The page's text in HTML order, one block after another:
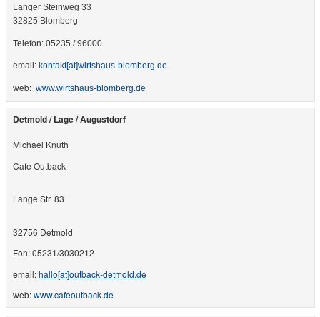
Langer Steinweg 33
32825 Blomberg
Telefon: 05235 / 96000
email: kontakt​[at]​wirtshaus-blomberg.de
web: ​www.wirtshaus-blomberg.de
Detmold / Lage / Augustdorf
Michael Knuth
Cafe Outback
Lange Str. 83
32756 Detmold
Fon:05231/3030212
email:hallo​[at]​outback-detmold.de
web:www.cafeoutback.de